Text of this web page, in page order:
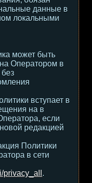
данные в
локальными
может быть
Оператором в
вступает в
на в
если
редакцией
Политики
в сети
privacy_all .